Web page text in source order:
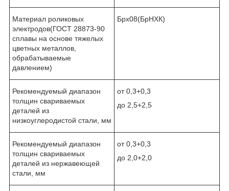
Материал роликовых
электродов(ГОСТ 28873-90
сплавы на основе тяжелых
цветных металлов,
обрабатываемые
давлением)
Брх08(БрНХК)
Рекомендуемый диапазон
толщин свариваемых
деталей из
низкоуглеродистой стали, мм
от 0,3+0,3
до 2,5+2,5
Рекомендуемый диапазон
толщин свариваемых
деталей из нержавеющей
стали, мм
от 0,3+0,3
до 2,0+2,0